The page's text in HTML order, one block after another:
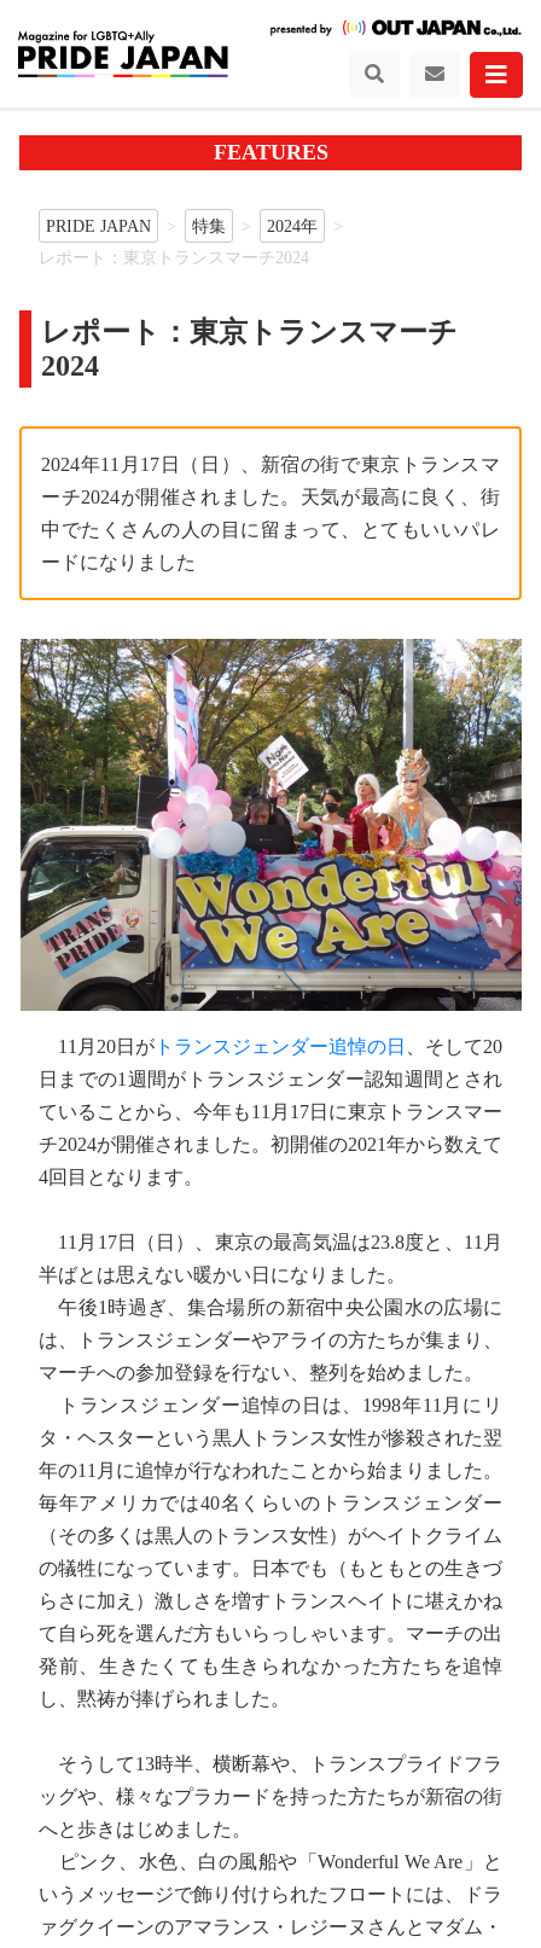
FEATURES
PRIDE JAPAN 特集
2024年
レポート：東京トランスマーチ2024
レポート：東京トランスマーチ
2024
2024年11月17日（日）、新宿の街で東京トランスマ
ーチ2024が開催されました。天気が最高に良く、街
中でたくさんの人の目に留まって、とてもいいパレ
ードになりました
11月20日が トランスジェンダー追悼の日
、そして20
日までの1週間がトランスジェンダー認知週間とされ
ていることから、今年も11月17日に東京トランスマー
チ2024が開催されました。初開催の2021年から数えて
4回目となります。
11月17日（日）、東京の最高気温は23.8度と、11月
半ばとは思えない暖かい日になりました。
午後1時過ぎ、集合場所の新宿中央公園水の広場に
は、トランスジェンダーやアライの方たちが集まり、
マーチへの参加登録を行ない、整列を始めました。
トランスジェンダー追悼の日は、1998年11月にリ
タ・ヘスターという黒人トランス女性が惨殺された翌
年の11月に追悼が行なわれたことから始まりました。
毎年アメリカでは40名くらいのトランスジェンダー
（その多くは黒人のトランス女性）がヘイトクライム
の犠牲になっています。日本でも（もともとの生きづ
らさに加え）激しさを増すトランスヘイトに堪えかね
て自ら死を選んだ方もいらっしゃいます。マーチの出
発前、生きたくても生きられなかった方たちを追悼
し、黙祷が捧げられました。
そうして13時半、横断幕や、トランスプライドフラ
ッグや、様々なプラカードを持った方たちが新宿の街
へと歩きはじめました。
ピンク、水色、白の風船や「Wonderful We Are」と
いうメッセージで飾り付けられたフロートには、ドラ
ァグクイーンのアマランス・レジーヌさんとマダム・